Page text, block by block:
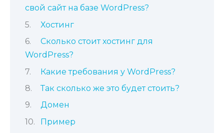
свой сайт на базе WordPress?
Хостинг
Сколько стоит хостинг для
WordPress?
Какие требования у WordPress?
Так сколько же это будет стоить?
Домен
Пример